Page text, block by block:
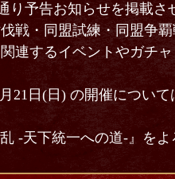
り予告お知らせを掲載さ
戦・同盟試練・同盟争
連するイベントやガチ
21日(日) の開催について
-天下統一への道-』をよ